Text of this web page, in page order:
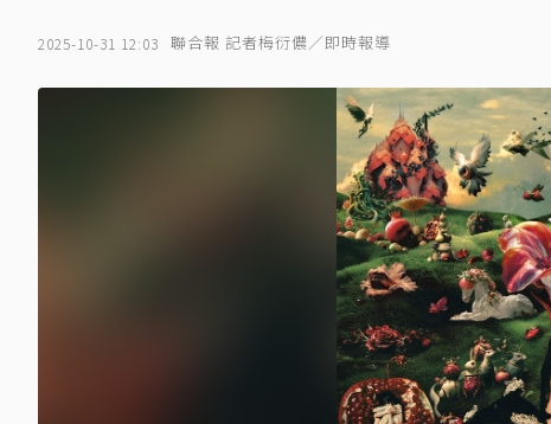
2025-10-31 12:03 聯合報 記者梅衍儂／即時報導